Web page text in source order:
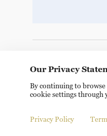
Copyright © 2024
Our Privacy
By continuing to browse
cookie settings through
Privacy Policy